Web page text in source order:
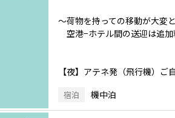
～荷物を持っての移動が大変
空港−ホテル間の送迎は追加
【夜】アテネ発（飛行機）
宿泊 機中泊